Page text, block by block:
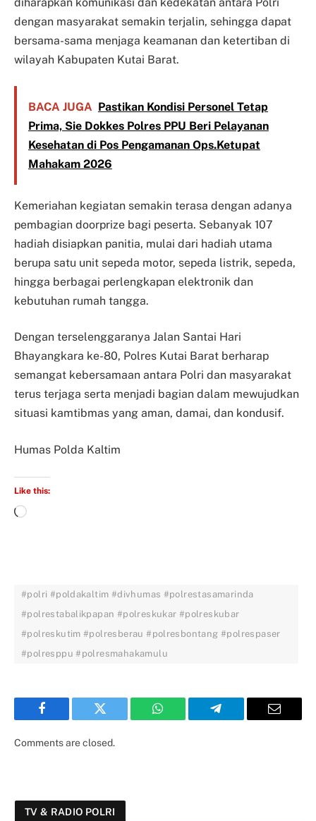
dengan masyarakat semakin terjalin, sehingga dapat
bersama-sama menjaga keamanan dan ketertiban di
wilayah Kabupaten Kutai Barat.
BACA JUGA Pastikan Kondisi Personel Tetap
Prima, Sie Dokkes Polres PPU Beri Pelayanan
Kesehatan di Pos Pengamanan Ops.Ketupat
Mahakam 2026
Kemeriahan kegiatan semakin terasa dengan adanya
pembagian doorprize bagi peserta. Sebanyak 107
hadiah disiapkan panitia, mulai dari hadiah utama
berupa satu unit sepeda motor, sepeda listrik, sepeda,
hingga berbagai perlengkapan elektronik dan
kebutuhan rumah tangga.
Dengan terselenggaranya Jalan Santai Hari
Bhayangkara ke-80, Polres Kutai Barat berharap
semangat kebersamaan antara Polri dan masyarakat
terus terjaga serta menjadi bagian dalam mewujudkan
situasi kamtibmas yang aman, damai, dan kondusif.
Humas Polda Kaltim
Like this:
#polri #poldakaltim #divhumas #polrestasamarinda
#polrestabalikpapan #polreskukar #polreskubar
#polreskutim #polresberau #polresbontang #polrespaser
#polresppu #polresmahakamulu
Facebook Twitter WhatsApp Telegram Email
Comments are closed.
TV & RADIO POLRI